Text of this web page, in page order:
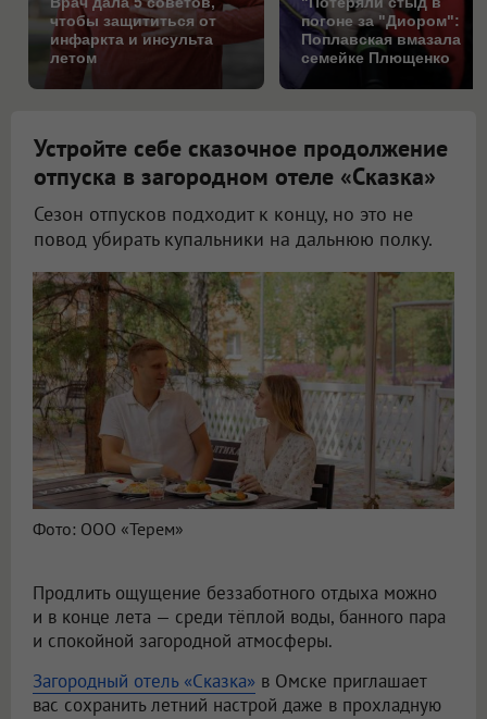
чтобы защититься от
инфаркта и инсульта
летом
погоне за "Диором":
Поплавская вмазала
семейке Плющенко
Устройте себе сказочное продолжение
отпуска в загородном отеле «Сказка»
Сезон отпусков подходит к концу, но это не
повод убирать купальники на дальнюю полку.
Фото: ООО «Терем»
Продлить ощущение беззаботного отдыха можно
и в конце лета — среди тёплой воды, банного пара
и спокойной загородной атмосферы.
Загородный отель «Сказка» в Омске приглашает
вас сохранить летний настрой даже в прохладную